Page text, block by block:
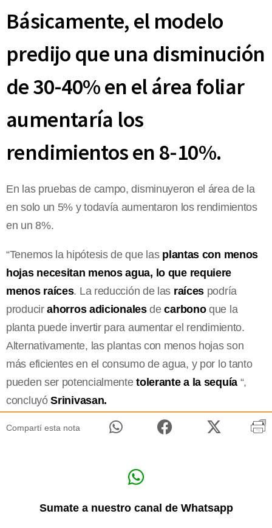
Básicamente, el modelo
predijo que una disminución
de 30-40% en el área foliar
aumentaría los
rendimientos en 8-10%.
En las pruebas de campo, disminuyeron el área de la
en solo un 5% y todavía aumentaron los rendimientos
en un 8%.
“Tenemos la hipótesis de que las plantas con menos
hojas necesitan menos agua, lo que requiere
menos raíces. La reducción de las raíces podría
producirahorros adicionalesdecarbonoque la
planta puede invertir para aumentar el rendimiento.
Alternativamente, las plantas con menos hojas son
más eficientes en el consumo de agua, y por lo tanto
pueden ser potencialmentetolerante a la sequía“,
concluyóSrinivasan.
Compartí esta nota
Sumate a nuestro canal de Whatsapp